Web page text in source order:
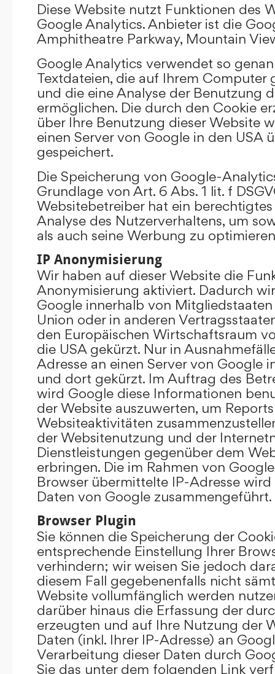
Diese Website nutzt Funktionen des
Google Analytics. Anbieter ist die
Amphitheatre Parkway, Mountain
Google Analytics verwendet so
Textdateien, die auf Ihrem Computer
und die eine Analyse der Benutzung
ermöglichen. Die durch den Cookie
über Ihre Benutzung dieser Website
einen Server von Google in den USA
gespeichert.
Die Speicherung von Google-
Grundlage von Art. 6 Abs. 1 lit. f
Websitebetreiber hat ein berechtigtes
Analyse des Nutzerverhaltens, um
als auch seine Werbung zu
IP Anonymisierung
Wir haben auf dieser Website die
Anonymisierung aktiviert. Dadurch
Google innerhalb von
Union oder in anderen
den Europäischen Wirtschaftsraum
die USA gekürzt. Nur in
Adresse an einen Server von Google
und dort gekürzt. Im Auftrag des
wird Google diese Informationen
der Website auszuwerten, um
Websiteaktivitäten
der Websitenutzung und der
Dienstleistungen gegenüber dem
erbringen. Die im Rahmen von
Browser übermittelte IP-Adresse
Daten von Google zusammengeführt.
Browser Plugin
Sie können die Speicherung der
entsprechende Einstellung Ihrer
verhindern; wir weisen Sie jedoch
diesem Fall gegebenenfalls nicht
Website vollumfänglich werden
darüber hinaus die Erfassung der
erzeugten und auf Ihre Nutzung der
Daten (inkl. Ihrer IP-Adresse) an
Verarbeitung dieser Daten durch
Sie das unter dem folgenden Link